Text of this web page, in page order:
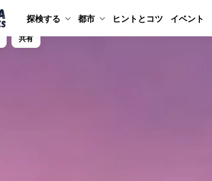
探検する 都市 ヒントとコツ イベント
共有